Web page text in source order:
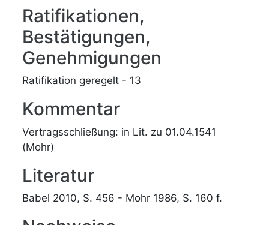
Ratifikationen,
Bestätigungen,
Genehmigungen
Ratifikation geregelt - 13
Kommentar
Vertragsschließung: in Lit. zu 01.04.1541
(Mohr)
Literatur
Babel 2010, S. 456 - Mohr 1986, S. 160 f.